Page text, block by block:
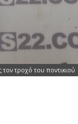
τον τροχό του ποντικιού